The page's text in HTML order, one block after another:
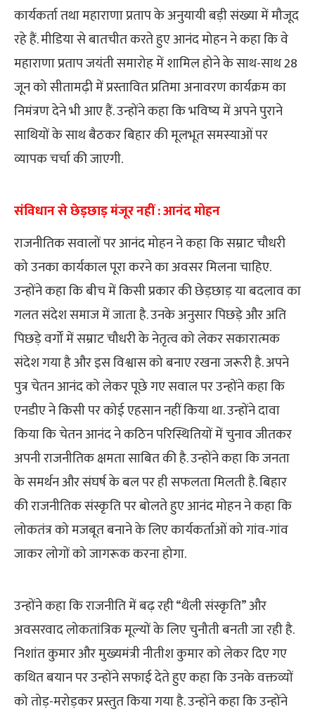
कार्यकर्ता तथा महाराणा प्रताप के अनुयायी बड़ी संख्या में मौजूद
रहे हैं. मीडिया से बातचीत करते हुए आनंद मोहन ने कहा कि वे
महाराणा प्रताप जयंती समारोह में शामिल होने के साथ-साथ 28
जून को सीतामढ़ी में प्रस्तावित प्रतिमा अनावरण कार्यक्रम का
निमंत्रण देने भी आए हैं. उन्होंने कहा कि भविष्य में अपने पुराने
साथियों के साथ बैठकर बिहार की मूलभूत समस्याओं पर
व्यापक चर्चा की जाएगी.
संविधान से छेड़छाड़ मंजूर नहीं : आनंद मोहन
राजनीतिक सवालों पर आनंद मोहन ने कहा कि सम्राट चौधरी
को उनका कार्यकाल पूरा करने का अवसर मिलना चाहिए.
उन्होंने कहा कि बीच में किसी प्रकार की छेड़छाड़ या बदलाव का
गलत संदेश समाज में जाता है. उनके अनुसार पिछड़े और अति
पिछड़े वर्गों में सम्राट चौधरी के नेतृत्व को लेकर सकारात्मक
संदेश गया है और इस विश्वास को बनाए रखना जरूरी है. अपने
पुत्र चेतन आनंद को लेकर पूछे गए सवाल पर उन्होंने कहा कि
एनडीए ने किसी पर कोई एहसान नहीं किया था. उन्होंने दावा
किया कि चेतन आनंद ने कठिन परिस्थितियों में चुनाव जीतकर
अपनी राजनीतिक क्षमता साबित की है. उन्होंने कहा कि जनता
के समर्थन और संघर्ष के बल पर ही सफलता मिलती है. बिहार
की राजनीतिक संस्कृति पर बोलते हुए आनंद मोहन ने कहा कि
लोकतंत्र को मजबूत बनाने के लिए कार्यकर्ताओं को गांव-गांव
जाकर लोगों को जागरूक करना होगा.
उन्होंने कहा कि राजनीति में बढ़ रही “थैली संस्कृति” और
अवसरवाद लोकतांत्रिक मूल्यों के लिए चुनौती बनती जा रही है.
निशांत कुमार और मुख्यमंत्री नीतीश कुमार को लेकर दिए गए
कथित बयान पर उन्होंने सफाई देते हुए कहा कि उनके वक्तव्यों
को तोड़-मरोड़कर प्रस्तुत किया गया है. उन्होंने कहा कि उन्होंने